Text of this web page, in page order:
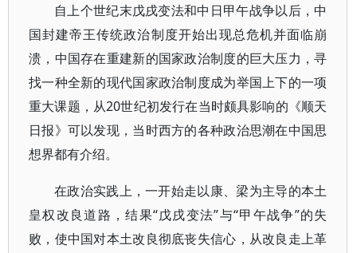
自上个世纪末戊戌变法和中日甲午战争以后，中
国封建帝王传统政治制度开始出现总危机并面临崩
溃，中国存在重建新的国家政治制度的巨大压力，寻
找一种全新的现代国家政治制度成为举国上下的一项
重大课题，从20世纪初发行在当时颇具影响的《顺天
日报》可以发现，当时西方的各种政治思潮在中国思
想界都有介绍。
在政治实践上，一开始走以康、梁为主导的本土
皇权改良道路，结果“戊戌变法”与“甲午战争”的失
败，使中国对本土改良彻底丧失信心，从改良走上革